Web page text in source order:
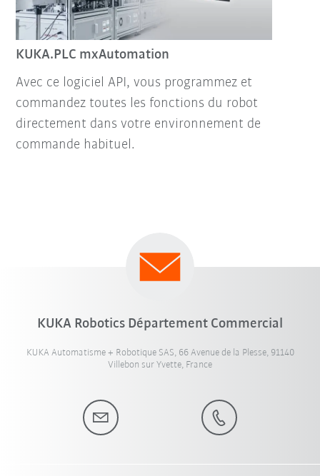
KUKA.PLC mxAutomation
Avec ce logiciel API, vous programmez et
commandez toutes les fonctions du robot
directement dans votre environnement de
commande habituel.
KUKA Robotics Département Commercial
KUKA Automatisme + Robotique SAS, 66 Avenue de la Plesse, 91140
Villebon sur Yvette, France